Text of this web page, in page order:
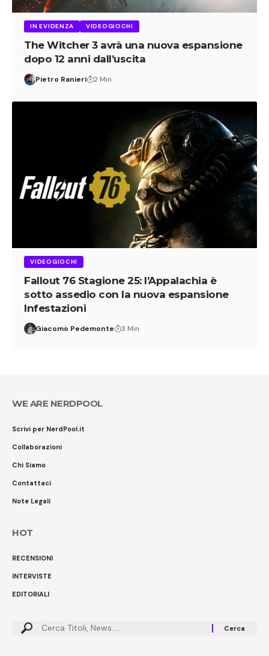
IN EVIDENZA VIDEOGIOCHI
The Witcher 3 avrà una nuova espansione
dopo 12 anni dall’uscita
Pietro Ranieri 2 Min
VIDEOGIOCHI
Fallout 76 Stagione 25: l’Appalachia è
sotto assedio con la nuova espansione
Infestazioni
Giacomo Pedemonte 3 Min
WE ARE NERDPOOL
Scrivi per NerdPool.it
Collaborazioni
Chi Siamo
Contattaci
Note Legali
HOT
RECENSIONI
INTERVISTE
EDITORIALI